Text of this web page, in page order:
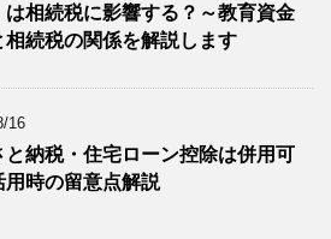
は相続税に影響する？～教育資金
相続税の関係を解説します
16
と納税・住宅ローン控除は併用可
用時の留意点解説